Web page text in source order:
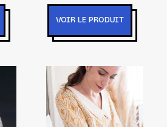
VOIR LE PRODUIT